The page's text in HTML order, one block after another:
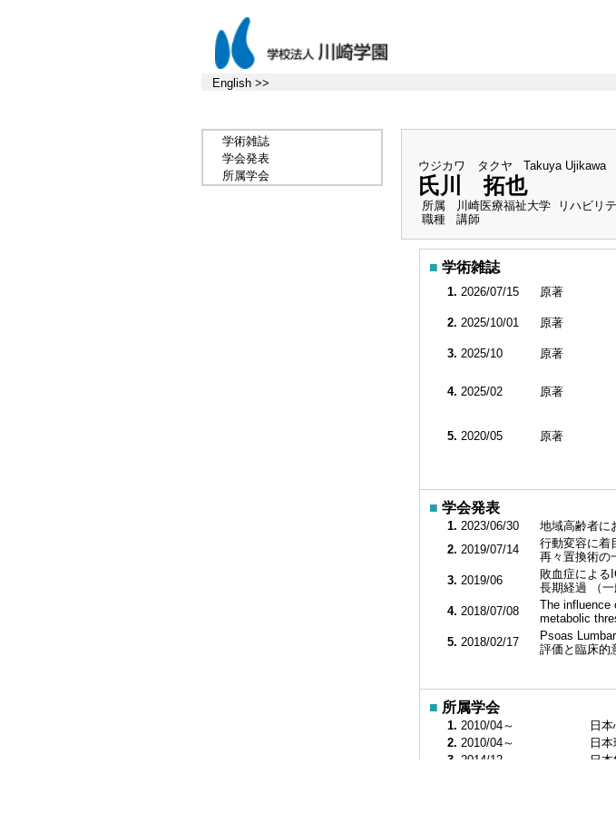
English >>
学術雑誌
学会発表
所属学会
ウジカワ タクヤ
Takuya Ujikawa
氏川 拓也
所属
川崎医療福祉大学 リハビリ
職種
講師
■ 学術雑誌
1. 2026/07/15 原著
2. 2025/10/01 原著
3. 2025/10 原著
4. 2025/02 原著
5. 2020/05 原著
■ 学会発表
1. 2023/06/30
地域高齢者に
2. 2019/07/14
行動変容に着
再々置換術の
3. 2019/06
敗血症による
長期経過 （一
4. 2018/07/08
The influence
metabolic
5. 2018/02/17
Psoas
評価と臨床的
■ 所属学会
1. 2010/04～
日
2. 2010/04～
日
3. 2014/12～
日